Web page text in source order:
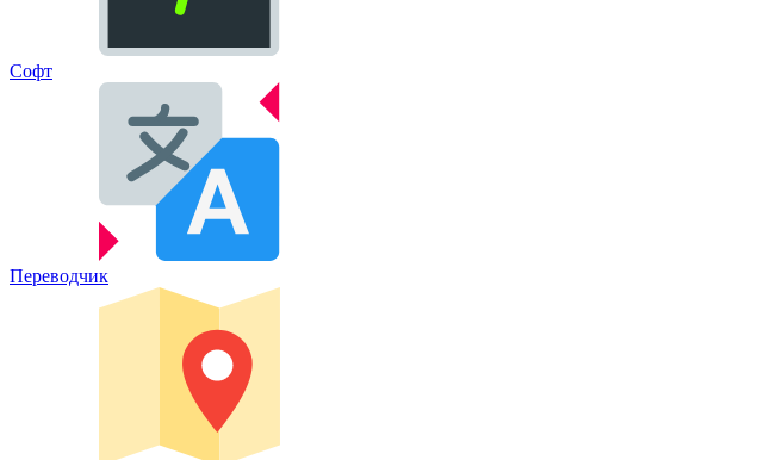
Софт
Переводчик